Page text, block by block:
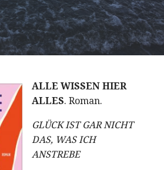
ALLE WISSEN HIER
ALLES. Roman.
GLÜCK IST GAR NICHT
DAS, WAS ICH
ANSTREBE